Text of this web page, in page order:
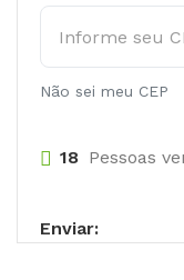
Não sei meu CEP
18 Pessoas
Enviar: